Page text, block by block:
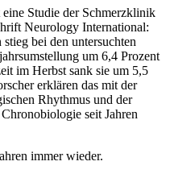
Studie der Schmerzklinik
Neurology International:
bei den untersuchten
um 6,4 Prozent
im Herbst sank sie um 5,5
erklären das mit der
Rhythmus und der
seit Jahren
immer wieder.